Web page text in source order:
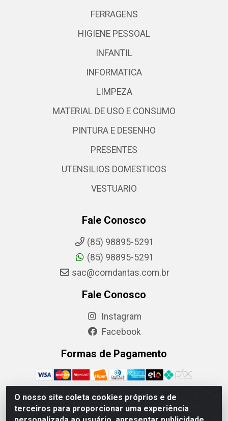
O nosso site coleta cookies próprios e de
terceiros para proporcionar uma experiência
FERRAGENS
HIGIENE PESSOAL
INFANTIL
INFORMATICA
LIMPEZA
MATERIAL DE USO E CONSUMO
PINTURA E DESENHO
PRESENTES
UTENSILIOS DOMESTICOS
VESTUARIO
Fale Conosco
(85) 98895-5291
(85) 98895-5291
sac@comdantas.com.br
Fale Conosco
Instagram
Facebook
Formas de Pagamento
Rafael & Dantas LTDA - Rua Floriano Peixoto, 137- Centro,